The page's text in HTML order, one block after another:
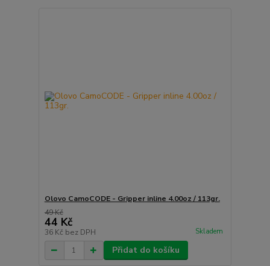
Olovo CamoCODE - Gripper inline 4.00oz / 113gr.
49 Kč
44 Kč
36 Kč bez DPH Skladem
Přidat do košíku